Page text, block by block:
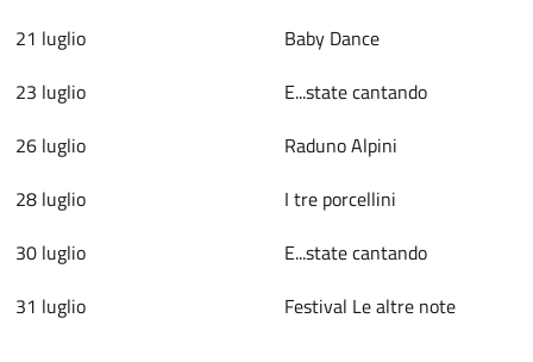
21 luglio
Baby Dance
23 luglio
E...state cantando
26 luglio
Raduno Alpini
28 luglio
I tre porcellini
30 luglio
E...state cantando
31 luglio
Festival Le altre note